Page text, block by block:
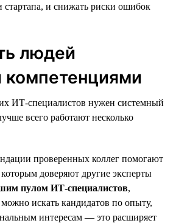
стартапа, и снижать риски ошибок
людей
ИТ-специалистов нужен системный
всего работают несколько
проверенных коллег помогают
доверяют другие эксперты
пулом ИТ-специалистов,
искать кандидатов по опыту,
интересам — это расширяет